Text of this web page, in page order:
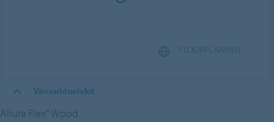
Värivaihtoehdot
Allura Flex" Wood